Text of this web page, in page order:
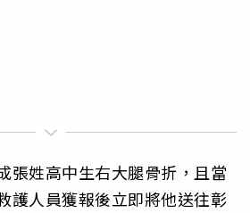
張姓高中生右大腿骨折，且當
護人員獲報後立即將他送往彰